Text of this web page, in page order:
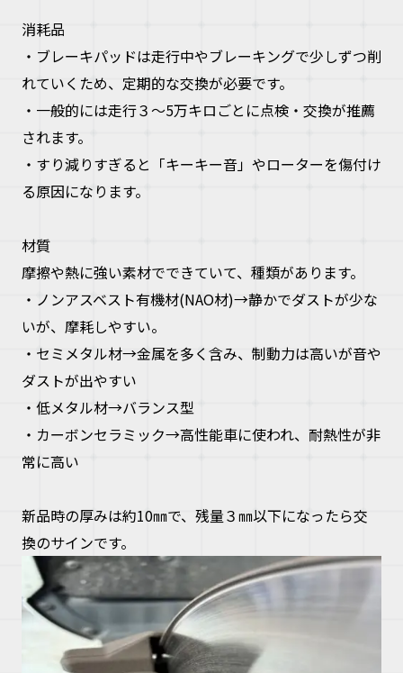
消耗品
・ブレーキパッドは走行中やブレーキングで少しずつ削
れていくため、定期的な交換が必要です。
・一般的には走行３～5万キロごとに点検・交換が推薦
されます。
・すり減りすぎると「キーキー音」やローターを傷付け
る原因になります。
材質
摩擦や熱に強い素材でできていて、種類があります。
・ノンアスベスト有機材(NAO材)→静かでダストが少な
いが、摩耗しやすい。
・セミメタル材→金属を多く含み、制動力は高いが音や
ダストが出やすい
・低メタル材→バランス型
・カーボンセラミック→高性能車に使われ、耐熱性が非
常に高い
新品時の厚みは約10㎜で、残量３㎜以下になったら交
換のサインです。